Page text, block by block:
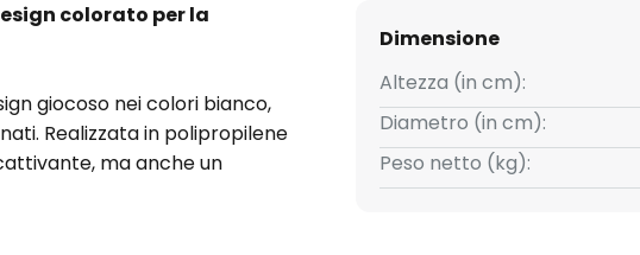
colorato per la
giocoso nei colori bianco,
Realizzata in polipropilene
ma anche un
Dimensione
Altezza (in cm):
Diametro (in cm):
Peso netto (kg):